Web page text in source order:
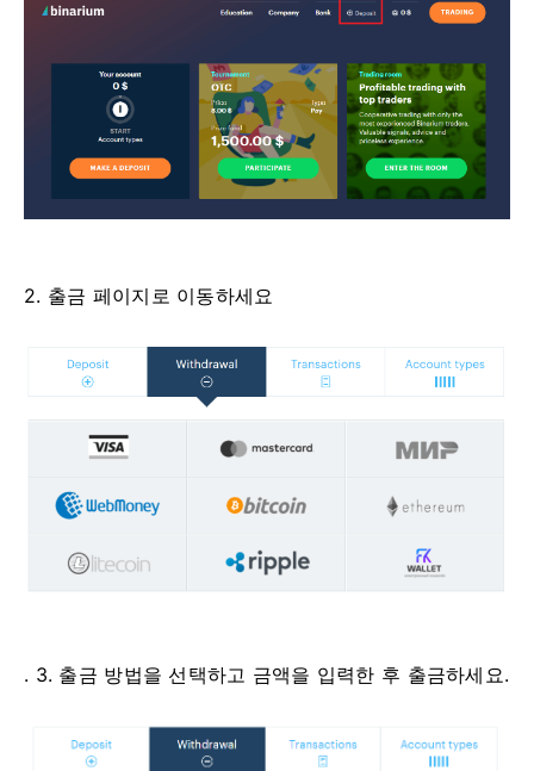
2. 출금 페이지로 이동하세요
. 3. 출금 방법을 선택하고 금액을 입력한 후 출금하세요.